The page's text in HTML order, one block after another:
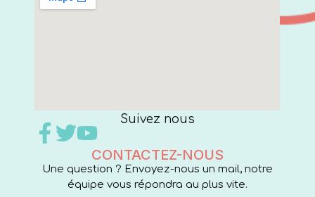
Suivez nous
CONTACTEZ-NOUS
Une question ? Envoyez-nous un mail, notre
équipe vous répondra au plus vite.